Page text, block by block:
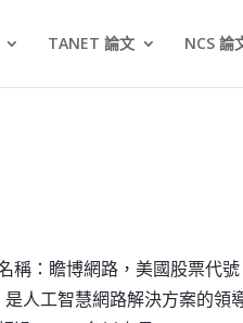
TANET 論文 NCS 論
：瞻博網路，美國股票代號
人工智慧網路解決方案的領